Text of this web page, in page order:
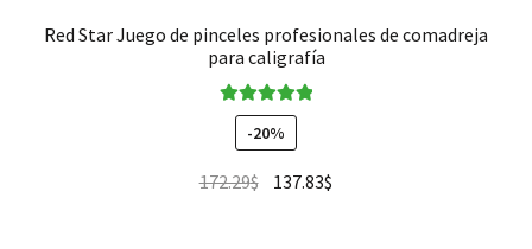
Red Star Juego de pinceles profesionales de comadreja
para caligrafía
Valorado en
5.00de 5
-20%
172.29$ 137.83$